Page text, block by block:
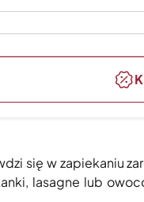
się w zapiekaniu
lasagne lub